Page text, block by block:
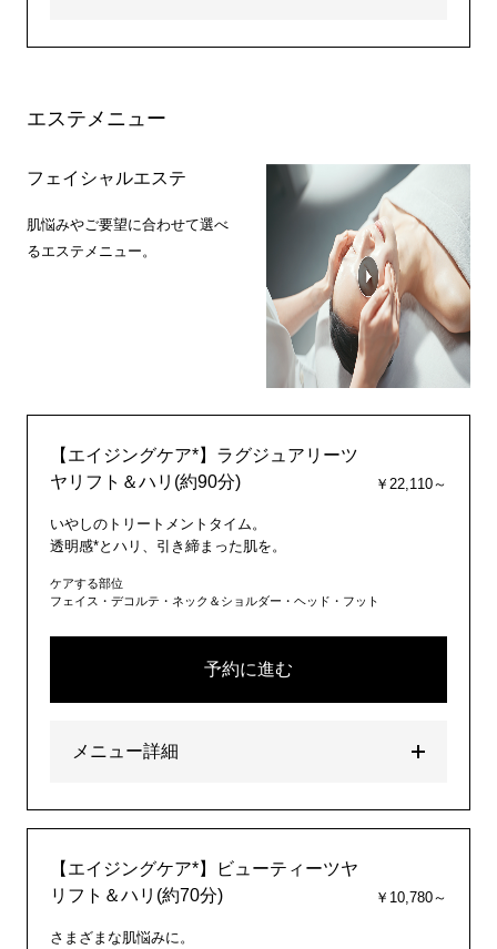
エステメニュー
フェイシャルエステ
肌悩みやご要望に合わせて選べ
るエステメニュー。
【エイジングケア*】ラグジュアリーツ
ヤリフト＆ハリ(約90分)
￥22,110～
いやしのトリートメントタイム。
透明感*とハリ、引き締まった肌を。
ケアする部位
フェイス・デコルテ・ネック＆ショルダー・ヘッド・フット
予約に進む
メニュー詳細
【エイジングケア*】ビューティーツヤ
リフト＆ハリ(約70分)
￥10,780～
さまざまな肌悩みに。